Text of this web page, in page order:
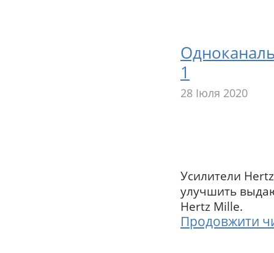
1
28 Іюля 2020
Усилители
улучшить
Hertz Mille.
Продовжити